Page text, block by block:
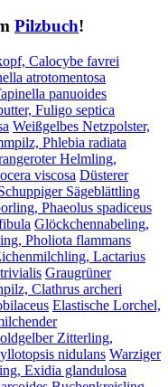
Pilzbuch!
Calocybe favrei
atrotomentosa
panuoides
Fuligo septica
Weißgelbes Netzpolster,
Phlebia radiata
Helmling,
viscosa Düsterer
Sägeblättling
Phaeolus spadiceus
Glöckchennabeling,
Pholiota flammans
Lactarius
Graugrüner
Clathrus archeri
Elastische Lorchel,
Zitterling,
nidulans Warziger
Exidia glandulosa